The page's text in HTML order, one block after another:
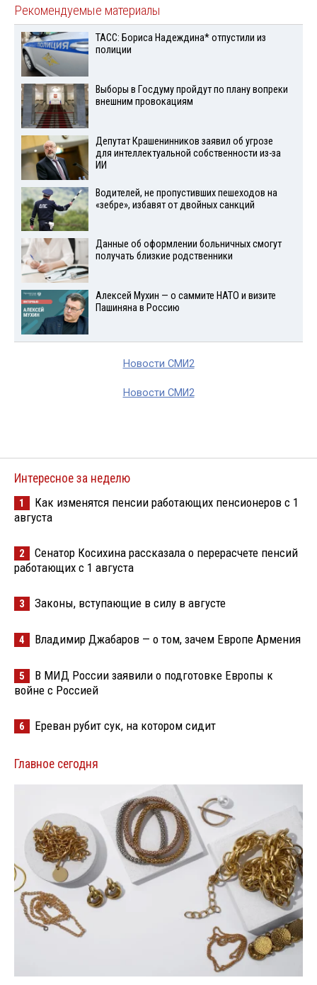
Рекомендуемые материалы
ТАСС: Бориса Надеждина* отпустили из
полиции
Выборы в Госдуму пройдут по плану вопреки
внешним провокациям
Депутат Крашенинников заявил об угрозе
для интеллектуальной собственности из-за
ИИ
Водителей, не пропустивших пешеходов на
«зебре», избавят от двойных санкций
Данные об оформлении больничных смогут
получать близкие родственники
Алексей Мухин — о саммите НАТО и визите
Пашиняна в Россию
Новости СМИ2
Новости СМИ2
Интересное за неделю
1
Как изменятся пенсии работающих пенсионеров с 1
августа
2
Сенатор Косихина рассказала о перерасчете пенсий
работающих с 1 августа
3 Законы, вступающие в силу в августе
4 Владимир Джабаров — о том, зачем Европе Армения
5
В МИД России заявили о подготовке Европы к
войне с Россией
6 Ереван рубит сук, на котором сидит
Главное сегодня